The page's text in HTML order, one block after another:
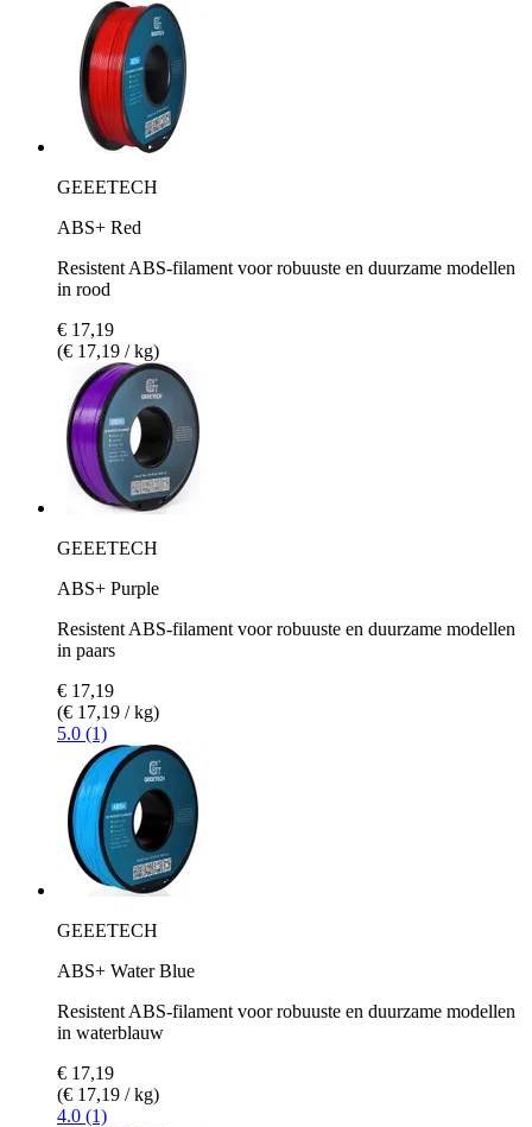
GEEETECH
ABS+ Red
Resistent ABS-filament voor robuuste en duurzame modellen
in rood
€ 17,19
(€ 17,19 / kg)
GEEETECH
ABS+ Purple
Resistent ABS-filament voor robuuste en duurzame modellen
in paars
€ 17,19
(€ 17,19 / kg)
5.0 (1)
GEEETECH
ABS+ Water Blue
Resistent ABS-filament voor robuuste en duurzame modellen
in waterblauw
€ 17,19
(€ 17,19 / kg)
4.0 (1)